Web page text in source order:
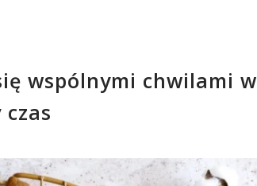
wspólnymi chwilami w